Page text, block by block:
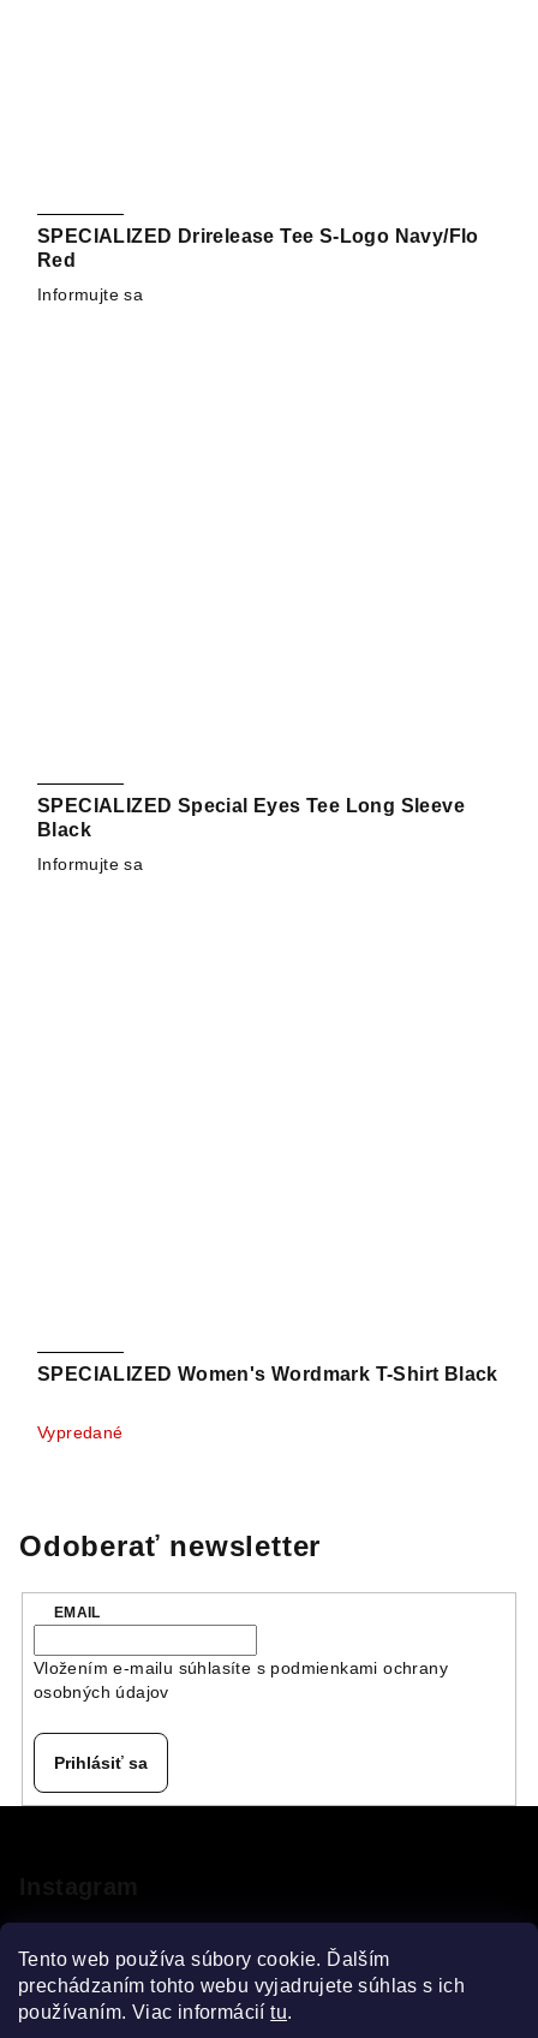
Tento web používa súbory cookie. Ďalším
prechádzaním tohto webu vyjadrujete súhlas s ich
používaním. Viac informáciítu.
SPECIALIZED Drirelease Tee S-Logo Navy/Flo
Red
Informujte sa
SPECIALIZED Special Eyes Tee Long Sleeve
Black
Informujte sa
SPECIALIZED Women's Wordmark T-Shirt Black
Vypredané
Odoberať newsletter
EMAIL
Vložením e-mailu súhlasíte s podmienkami ochrany
osobných údajov
Prihlásiť sa
ä